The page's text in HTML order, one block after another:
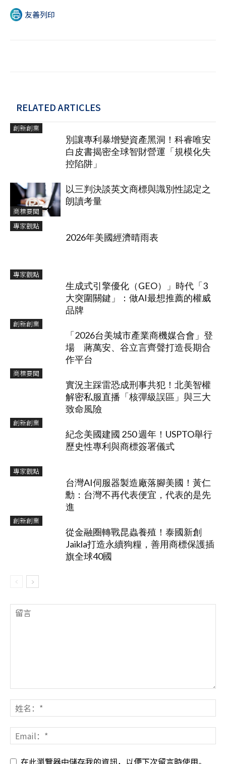
友善列印
RELATED ARTICLES
創新創業
別讓專利暴增變資產黑洞！科睿唯安
白皮書揭密全球智財營運「規模化失
控陷阱」
商標要聞
以三判決談英文商標與識別性認定之
朗讀考量
專家觀點
2026年美國經濟晴雨表
專家觀點
生成式引擎優化（GEO）」時代「3
大突圍關鍵」：做AI最想推薦的權威
品牌
創新創業
「2026台美城市產業商機媒合會」登
場 蔣萬安、谷立言齊聲打造長期合
作平台
商標要聞
實況主踩雷恐成刑事共犯！北美智權
解密私服直播「核彈級誤區」與三大
致命風險
創新創業
紀念美國建國 250 週年！USPTO舉行
歷史性專利與商標簽署儀式
專家觀點
台灣AI伺服器製造廠落腳美國！黃仁
勳：台灣不再代表便宜，代表的是先
進
創新創業
從金融圈轉戰昆蟲養殖！泰國新創
Jaikla打造永續狗糧，善用商標保護插
旗全球40國
在此瀏覽器中儲存我的資訊，以便下次留言時使用。